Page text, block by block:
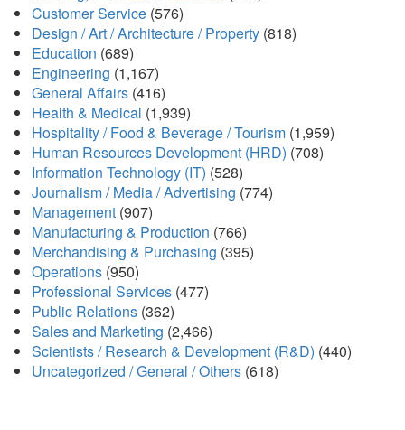
Customer Service (576)
Design / Art / Architecture / Property (818)
Education (689)
Engineering (1,167)
General Affairs (416)
Health & Medical (1,939)
Hospitality / Food & Beverage / Tourism (1,959)
Human Resources Development (HRD) (708)
Information Technology (IT) (528)
Journalism / Media / Advertising (774)
Management (907)
Manufacturing & Production (766)
Merchandising & Purchasing (395)
Operations (950)
Professional Services (477)
Public Relations (362)
Sales and Marketing (2,466)
Scientists / Research & Development (R&D) (440)
Uncategorized / General / Others (618)